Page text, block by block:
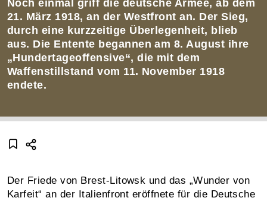
Noch einmal griff die deutsche Armee, ab dem
21. März 1918, an der Westfront an. Der Sieg,
durch eine kurzzeitige Überlegenheit, blieb
aus. Die Entente begannen am 8. August ihre
„Hundertageoffensive“, die mit dem
Waffenstillstand vom 11. November 1918
endete.
Der Friede von Brest-Litowsk und das „Wunder von
Karfeit“ an der Italienfront eröffnete für die Deutsche